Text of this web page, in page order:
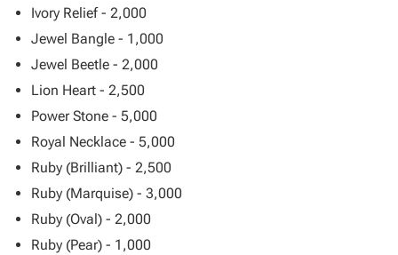
Ivory Relief - 2,000
Jewel Bangle - 1,000
Jewel Beetle - 2,000
Lion Heart - 2,500
Power Stone - 5,000
Royal Necklace - 5,000
Ruby (Brilliant) - 2,500
Ruby (Marquise) - 3,000
Ruby (Oval) - 2,000
Ruby (Pear) - 1,000